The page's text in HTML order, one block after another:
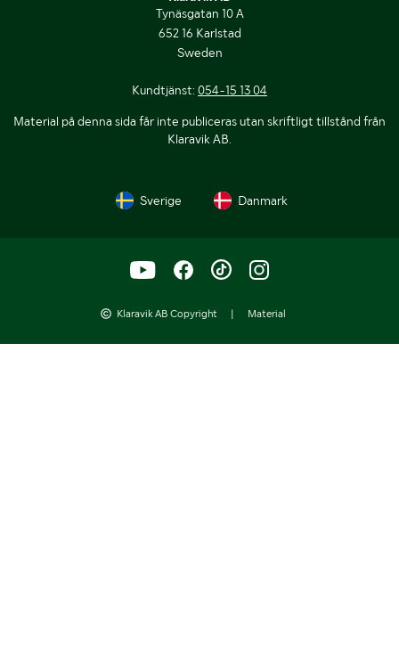
Tynäsgatan 10 A
652 16 Karlstad
Sweden
Kundtjänst: 054-15 13 04
Material på denna sida får inte publiceras utan skriftligt tillstånd från
Klaravik AB.
Sverige Danmark
Klaravik AB Copyright | Material